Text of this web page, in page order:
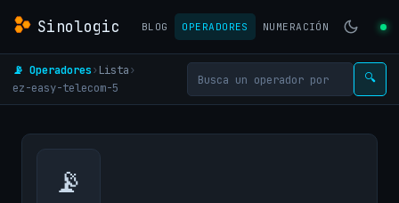
Sinologic BLOG OPERADORES NUMERACIÓN
📡 Operadores› Lista›
ez-easy-telecom-5
🔍
📡